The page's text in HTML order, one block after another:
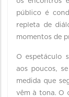
público é
repleta de
momentos de
O espetáculo
aos poucos,
medida que
vêm à tona. O